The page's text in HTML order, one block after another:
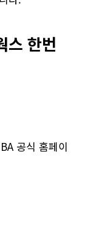
스 한번
공식 홈페이